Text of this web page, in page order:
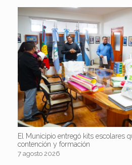
El Municipio entregó kits escolares
contención y formación
7 agosto 2026